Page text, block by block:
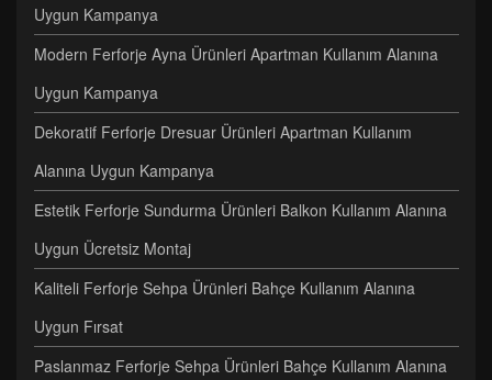
Uygun Kampanya
Modern Ferforje Ayna Ürünleri Apartman Kullanım Alanına
Uygun Kampanya
Dekoratif Ferforje Dresuar Ürünleri Apartman Kullanım
Alanına Uygun Kampanya
Estetik Ferforje Sundurma Ürünleri Balkon Kullanım Alanına
Uygun Ücretsiz Montaj
Kaliteli Ferforje Sehpa Ürünleri Bahçe Kullanım Alanına
Uygun Fırsat
Paslanmaz Ferforje Sehpa Ürünleri Bahçe Kullanım Alanına